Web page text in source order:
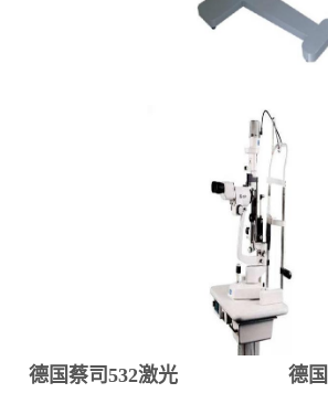
德国蔡司532激光 德国蔡